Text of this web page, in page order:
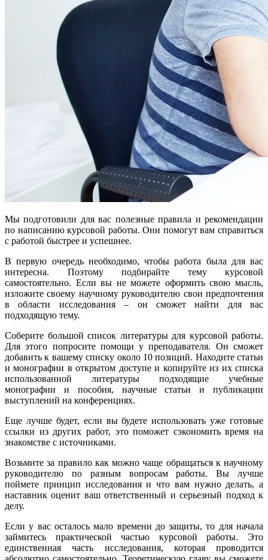
Мы подготовили для вас полезные правила и рекомендации
по написанию курсовой работы. Они помогут вам справиться
с работой быстрее и успешнее.
В первую очередь необходимо, чтобы работа была для вас
интересна. Поэтому подбирайте тему курсовой
самостоятельно. Если вы не можете оформить свою мысль,
изложите своему научному руководителю свои предпочтения
в области исследования – он сможет найти для вас
подходящую тему.
Соберите большой список литературы для курсовой работы.
Для этого попросите помощи у преподавателя. Он сможет
добавить к вашему списку около 10 позиций. Находите статьи
и монографии в открытом доступе и копируйте из их списка
использованной литературы подходящие учебные
монографии и пособия, научные статьи и публикации
выступлений на конференциях.
Еще лучше будет, если вы будете использовать уже готовые
ссылки из других работ, это поможет сэкономить время на
знакомстве с источниками.
Возьмите за правило как можно чаще обращаться к научному
руководителю по разным вопросам работы. Вы лучше
поймете принцип исследования и что вам нужно делать, а
наставник оценит ваш ответственный и серьезный подход к
делу.
Если у вас осталось мало времени до защиты, то для начала
займитесь практической частью курсовой работы. Это
единственная часть исследования, которая проводится